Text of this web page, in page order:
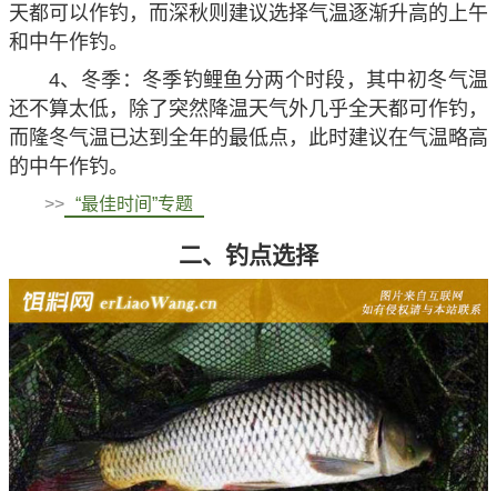
天都可以作钓，而深秋则建议选择气温逐渐升高的上午
和中午作钓。
4、冬季：冬季钓鲤鱼分两个时段，其中初冬气温
还不算太低，除了突然降温天气外几乎全天都可作钓，
而隆冬气温已达到全年的最低点，此时建议在气温略高
的中午作钓。
>> “最佳时间”专题
二、钓点选择